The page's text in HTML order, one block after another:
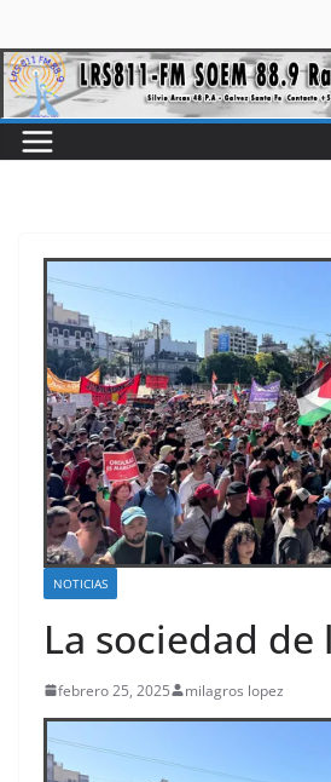
NOTICIAS
La sociedad de
febrero 25, 2025 milagros lopez